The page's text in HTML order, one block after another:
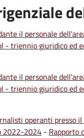
il personale
- triennio giuridico ed
il personale
- triennio giuridico ed
operanti presso
2022-2024 - Rapporto